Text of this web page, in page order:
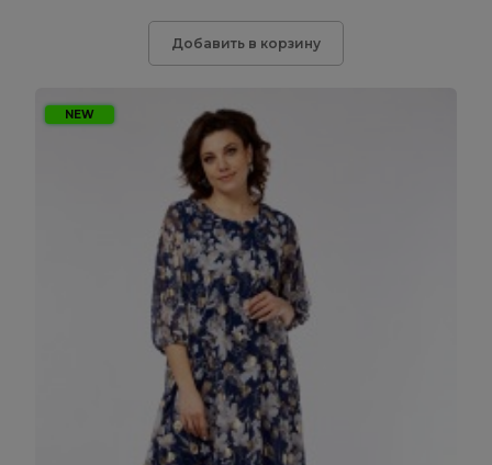
Добавить в корзину
NEW